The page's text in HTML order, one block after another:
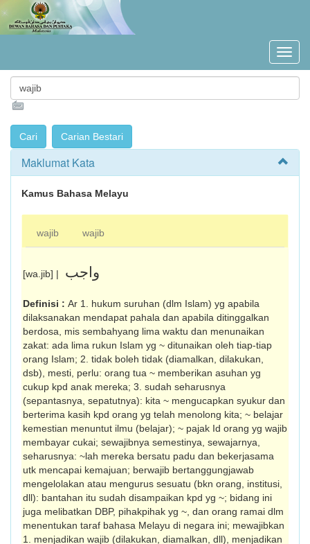
Maklumat Kata
Kamus Bahasa Melayu
wajib wajib
[wa.jib] | واجب
Definisi : Ar 1. hukum suruhan (dlm Islam) yg apabila
dilaksanakan mendapat pahala dan apabila ditinggalkan
berdosa, mis sembahyang lima waktu dan menunaikan
zakat: ada lima rukun Islam yg ~ ditunaikan oleh tiap-tiap
orang Islam; 2. tidak boleh tidak (diamalkan, dilakukan,
dsb), mesti, perlu: orang tua ~ memberikan asuhan yg
cukup kpd anak mereka; 3. sudah seharusnya
(sepantasnya, sepatutnya): kita ~ mengucapkan syukur dan
berterima kasih kpd orang yg telah menolong kita; ~ belajar
kemestian menuntut ilmu (belajar); ~ pajak Id orang yg wajib
membayar cukai; sewajibnya semestinya, sewajarnya,
seharus­nya: ~lah mereka bersatu padu dan bekerjasama
utk mencapai kemajuan; berwajib bertanggungjawab
mengelolakan atau mengurus sesuatu (bkn orang, institusi,
dll): bantahan itu sudah disampaikan kpd yg ~; bidang ini
juga melibatkan DBP, pihakpihak yg ~, dan orang ramai dlm
menentukan taraf bahasa Melayu di negara ini; mewajibkan
1. menjadikan wajib (dilaku­kan, diamalkan, dll), menjadikan